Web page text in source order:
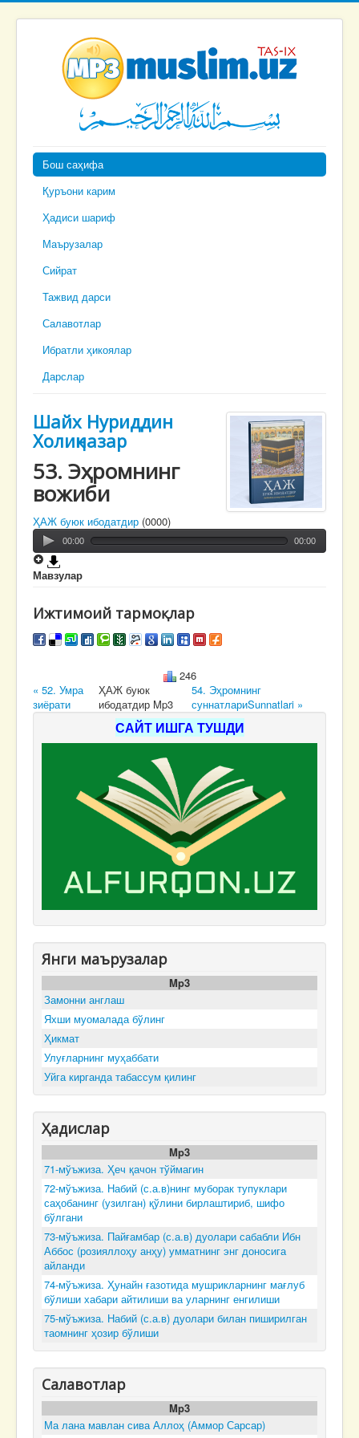
Бош саҳифа
Қуръони карим
Ҳадиси шариф
Маърузалар
Сийрат
Тажвид дарси
Салавотлар
Ибратли ҳикоялар
Дарслар
Шайх Нуриддин
Холиқназар
53. Эҳромнинг
вожиби
ҲАЖ буюк ибодатдир (0000)
00:00 00:00
Мавзулар
Ижтимоий тармоқлар
246
« 52. Умра
зиёрати
ҲАЖ буюк
ибодатдир Mp3
54. Эҳромнинг
суннатлариSunnatlari »
САЙТ ИШГА ТУШДИ
Янги маърузалар
Mp3
Замонни англаш
Яхши муомалада бўлинг
Ҳикмат
Улуғларнинг муҳаббати
Уйга кирганда табассум қилинг
Ҳадислар
Mp3
71-мўъжиза. Ҳеч қачон тўймагин
72-мўъжиза. Набий (с.а.в)нинг муборак тупуклари
саҳобанинг (узилган) қўлини бирлаштириб, шифо
бўлгани
73-мўъжиза. Пайғамбар (с.а.в) дуолари сабабли Ибн
Аббос (розияллоҳу анҳу) умматнинг энг доносига
айланди
74-мўъжиза. Ҳунайн ғазотида мушрикларнинг мағлуб
бўлиши хабари айтилиши ва уларнинг енгилиши
75-мўъжиза. Набий (с.а.в) дуолари билан пиширилган
таомнинг ҳозир бўлиши
Салавотлар
Mp3
Ма лана мавлан сива Аллоҳ (Аммор Сарсар)